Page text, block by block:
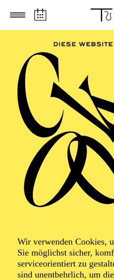
Zum Hauptinhalt springen
Wir verwenden Cookies,
Sie möglichst sicher,
serviceorientiert zu
sind unentbehrlich, um
PHILHARMONIE ESSEN
Freitag
04.09.2026
20:00 - 23:00
Alfried Krupp Saal
Veranstalter: Theater-,
HOFNER GMBH
TICKETS